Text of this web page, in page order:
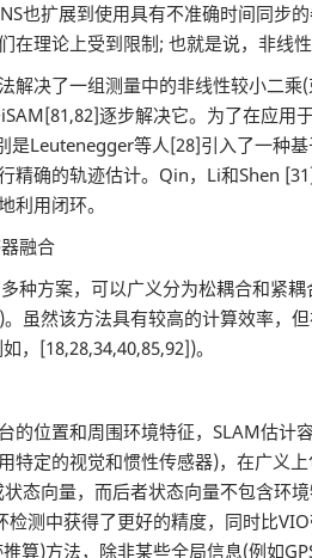
也扩展到使用具有不准确时间同步
在理论上受到限制; 也就是说，非线
决了一组测量中的非线性较小二乘
逐步解决它。为了在应
是Leutenegger等人[28]引入了一种
精确的轨迹估计。Qin，Li和Shen
利用闭环。
融合
方案，可以广义分为松耦合和紧耦
虽然该方法具有较高的计算效率，
，[18,28,34,40,85,92])。
位置和周围环境特征，SLAM估计
特定的视觉和惯性传感器)，在广义
态向量，而后者状态向量不包含环
检测中获得了更好的精度，同时比
算)方法，除非某些全局信息(例如